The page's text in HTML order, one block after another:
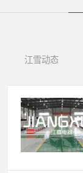
江雪动态